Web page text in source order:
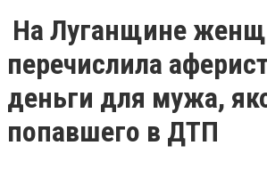
На Луганщине
перечислила
деньги для мужа,
попавшего в ДТП